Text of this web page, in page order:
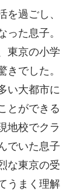
を過ごし、
った息子。
東京の小学
きでした。
い大都市に
とができる
地校でクラ
でいた息子
な東京の受
うまく理解